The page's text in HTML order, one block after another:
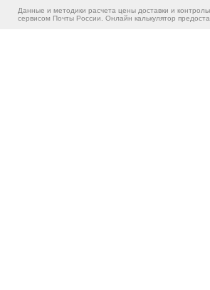
Данные и методики расчета цены доставки и
сервисом Почты России. Онлайн калькулятор